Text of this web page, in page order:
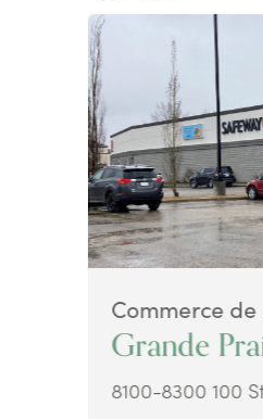
Commerce
Grande
8100-8300 100